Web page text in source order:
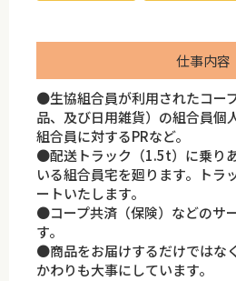
仕事内容
●生協組合員が利用されたコー
品、及び日用雑貨）の組合員個
組合員に対するPRなど。
●配送トラック（1.5t）に乗り
いる組合員宅を廻ります。トラ
ートいたします。
●コープ共済（保険）などのサ
す。
●商品をお届けするだけではな
かわりも大事にしています。